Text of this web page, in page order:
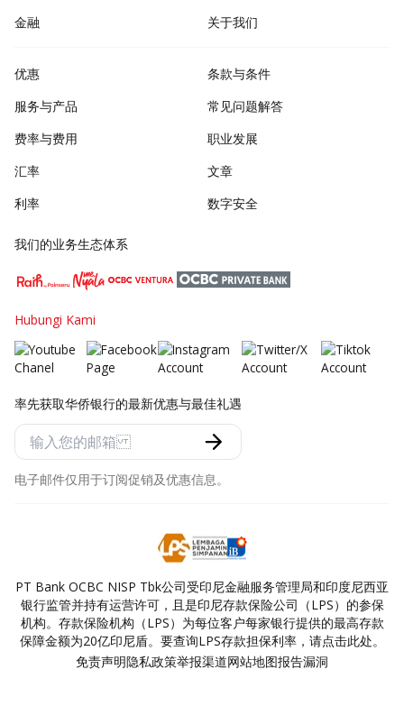
金融
关于我们
优惠
服务与产品
费率与费用
汇率
利率
条款与条件
常见问题解答
职业发展
文章
数字安全
我们的业务生态体系
Hubungi Kami
率先获取华侨银行的最新优惠与最佳礼遇
电子邮件仅用于订阅促销及优惠信息。
PT Bank OCBC NISP Tbk公司受印尼金融服务管理局和印度尼西亚
银行监管并持有运营许可，且是印尼存款保险公司（LPS）的参保
机构。存款保险机构（LPS）为每位客户每家银行提供的最高存款
保障金额为20亿印尼盾。要查询LPS存款担保利率，请点击此处。
免责声明隐私政策举报渠道网站地图报告漏洞